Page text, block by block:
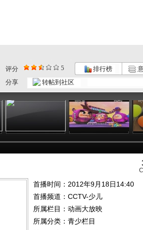
评分 5 排行榜
分享
转帖到社区
果宝特攻2...
18:24
果宝特攻2...
16:24
首播时间：2012年9月18日14:40
首播频道： CCTV-少儿
所属栏目： 动画大放映
所属分类：青少栏目